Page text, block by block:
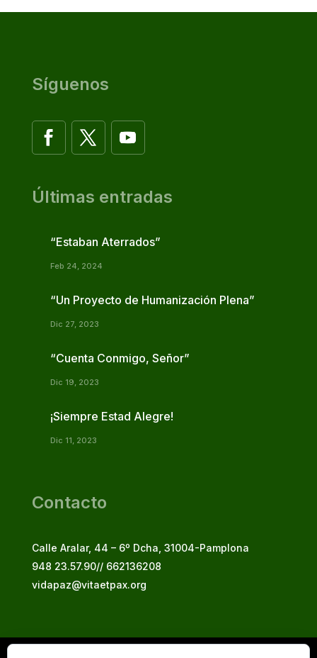
Síguenos
Últimas entradas
“Estaban Aterrados”
Feb 24, 2024
“Un Proyecto de Humanización Plena”
Dic 27, 2023
“Cuenta Conmigo, Señor”
Dic 19, 2023
¡Siempre Estad Alegre!
Dic 11, 2023
Contacto
Calle Aralar, 44 – 6º Dcha, 31004-Pamplona
948 23.57.90// 662136208
vidapaz@vitaetpax.org